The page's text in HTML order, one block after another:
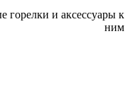
горелки и аксессуары к
ним